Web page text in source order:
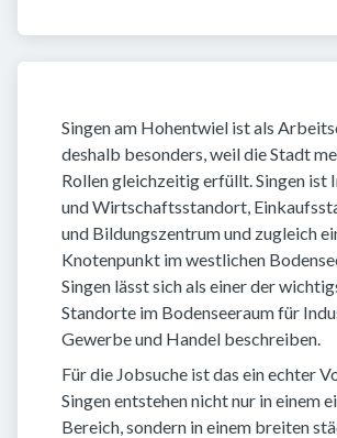
Singen am Hohentwiel ist als
deshalb besonders, weil die Stadt
Rollen gleichzeitig erfüllt. Singen ist
und Wirtschaftsstandort,
und Bildungszentrum und zugleich
Knotenpunkt im westlichen
Singen lässt sich als einer der
Standorte im Bodenseeraum für
Gewerbe und Handel beschreiben.
Für die Jobsuche ist das ein echter
Singen entstehen nicht nur in einem
Bereich, sondern in einem breiten